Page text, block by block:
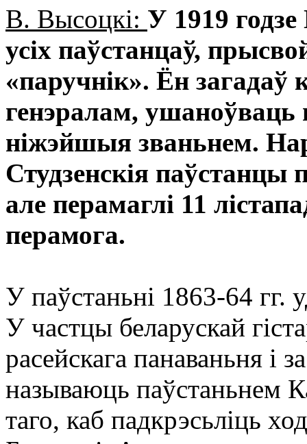
В. Высоцкі: У 1919
усіх паўстанцаў,
«паручнік». Ён загадаў
генэралам, ушаноўваць
ніжэйшыя званьнем.
Студзенскія паўстанцы
але перамаглі 11
перамога.
У паўстаньні 1863-64 гг.
У частцы беларускай
расейскага панаваньня і
называюць паўстаньнем
таго, каб падкрэсьліць